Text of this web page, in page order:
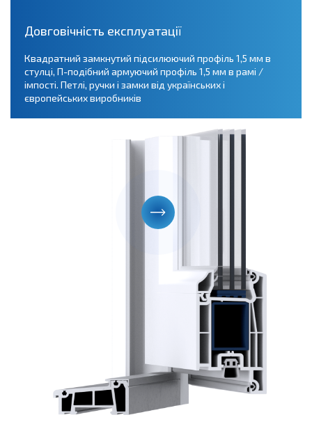
Довговічність експлуатації
Квадратний замкнутий підсилюючий профіль 1,5 мм в
стулці, П-подібний армуючий профіль 1,5 мм в рамі /
імпості. Петлі, ручки і замки від українських і
європейських виробників